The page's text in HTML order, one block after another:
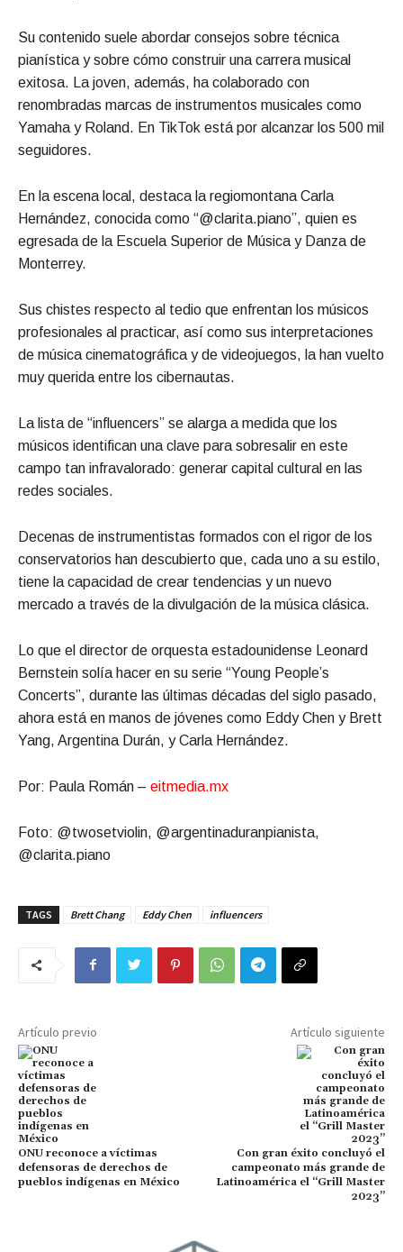
Su contenido suele abordar consejos sobre técnica
pianística y sobre cómo construir una carrera musical
exitosa. La joven, además, ha colaborado con
renombradas marcas de instrumentos musicales como
Yamaha y Roland. En TikTok está por alcanzar los 500 mil
seguidores.
En la escena local, destaca la regiomontana Carla
Hernández, conocida como “@clarita.piano”, quien es
egresada de la Escuela Superior de Música y Danza de
Monterrey.
Sus chistes respecto al tedio que enfrentan los músicos
profesionales al practicar, así como sus interpretaciones
de música cinematográfica y de videojuegos, la han vuelto
muy querida entre los cibernautas.
La lista de “influencers” se alarga a medida que los
músicos identifican una clave para sobresalir en este
campo tan infravalorado: generar capital cultural en las
redes sociales.
Decenas de instrumentistas formados con el rigor de los
conservatorios han descubierto que, cada uno a su estilo,
tiene la capacidad de crear tendencias y un nuevo
mercado a través de la divulgación de la música clásica.
Lo que el director de orquesta estadounidense Leonard
Bernstein solía hacer en su serie “Young People’s
Concerts”, durante las últimas décadas del siglo pasado,
ahora está en manos de jóvenes como Eddy Chen y Brett
Yang, Argentina Durán, y Carla Hernández.
Por: Paula Román – eitmedia.mx
Foto: @twosetviolin, @argentinaduranpianista,
@clarita.piano
TAGS Brett Chang Eddy Chen influencers
Artículo previo
ONU reconoce a víctimas
defensoras de derechos de
pueblos indígenas en México
Artículo siguiente
Con gran éxito concluyó el
campeonato más grande de
Latinoamérica el “Grill Master
2023”